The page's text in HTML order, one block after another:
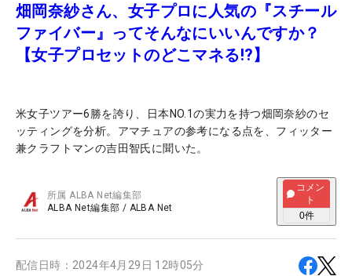
畑岡奈紗さん、女子プロに人気の『スチール
ファイバー』ってそんなにいいんですか？
【女子プロセットのどこマネる!?】
米女子ツアー6勝を誇り、日本NO.1の実力を持つ畑岡奈紗のセ
ッティングを分析。アマチュアの参考になる点を、フィッター
兼クラフトマンの吉田智氏に聞いた。
所属ALBA Net編集部
ALBA Net編集部 / ALBA Net
コメン
ト
0件
配信日時： 2024年4月29日 12時05分